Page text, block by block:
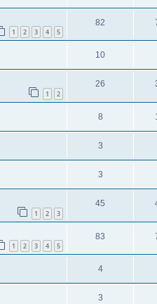
1 2 3 4 5
82
10
1 2
26
8
3
3
1 2 3
45
1 2 3 4 5
83
4
3